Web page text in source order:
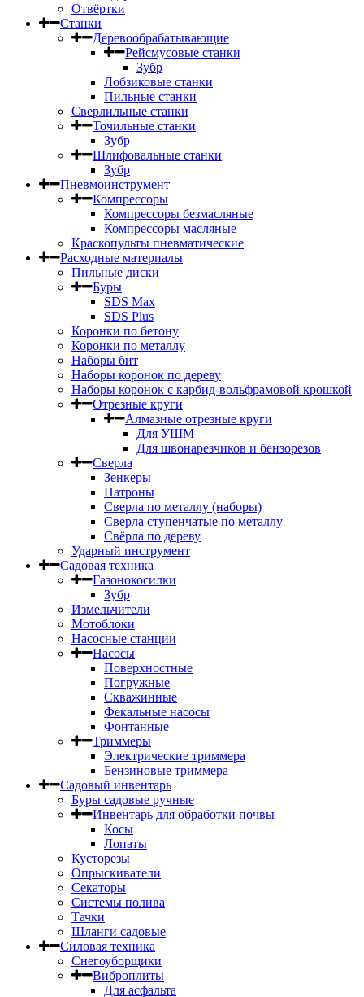
Отвёртки
Станки
Деревообрабатывающие
Рейсмусовые станки
Зубр
Лобзиковые станки
Пильные станки
Сверлильные станки
Точильные станки
Зубр
Шлифовальные станки
Зубр
Пневмоинструмент
Компрессоры
Компрессоры безмасляные
Компрессоры масляные
Краскопульты пневматические
Расходные материалы
Пильные диски
Буры
SDS Max
SDS Plus
Коронки по бетону
Коронки по металлу
Наборы бит
Наборы коронок по дереву
Наборы коронок с карбид-вольфрамовой крошкой
Отрезные круги
Алмазные отрезные круги
Для УШМ
Для швонарезчиков и бензорезов
Сверла
Зенкеры
Патроны
Сверла по металлу (наборы)
Сверла ступенчатые по металлу
Свёрла по дереву
Ударный инструмент
Садовая техника
Газонокосилки
Зубр
Измельчители
Мотоблоки
Насосные станции
Насосы
Поверхностные
Погружные
Скважинные
Фекальные насосы
Фонтанные
Триммеры
Электрические триммера
Бензиновые триммера
Садовый инвентарь
Буры садовые ручные
Инвентарь для обработки почвы
Косы
Лопаты
Кусторезы
Опрыскиватели
Секаторы
Системы полива
Тачки
Шланги садовые
Силовая техника
Снегоуборщики
Виброплиты
Для асфальта